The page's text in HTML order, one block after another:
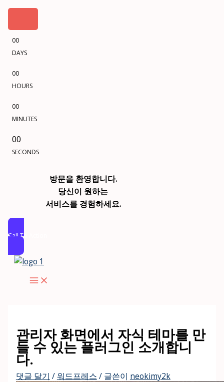
00
DAYS
00
HOURS
00
MINUTES
00
SECONDS
방문을 환영합니다.
당신이 원하는
서비스를 경험하세요.
Call To Action
관리자 화면에서 자식 테마를 만
들 수 있는 플러그인 소개합니
다.
댓글 달기 /워드프레스 / 글쓴이 neokimy2k